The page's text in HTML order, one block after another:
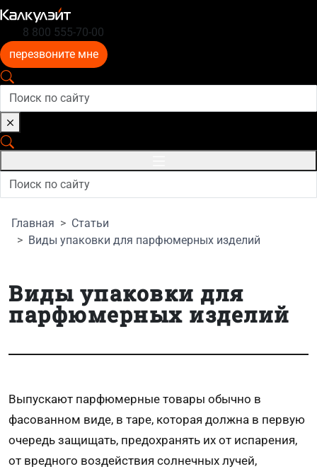
8 800 555-70-00
перезвоните мне
Главная
Статьи
Виды упаковки для парфюмерных изделий
Виды упаковки для
парфюмерных изделий
Выпускают парфюмерные товары обычно в
фасованном виде, в таре, которая должна в первую
очередь защищать, предохранять их от испарения,
от вредного воздействия солнечных лучей,